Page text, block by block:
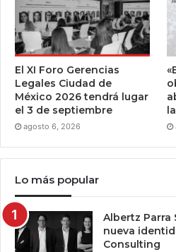
El XI Foro Gerencias
Legales Ciudad de
México 2026 tendrá lugar
el 3 de septiembre
agosto 6, 2026
Lo más popular
Albertz Parra
nueva
Consulting